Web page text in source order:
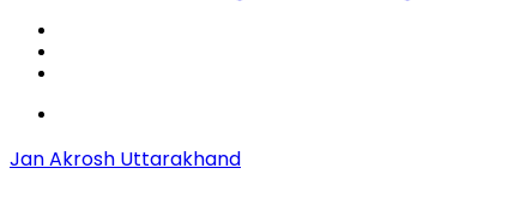
Jan Akrosh Uttarakhand